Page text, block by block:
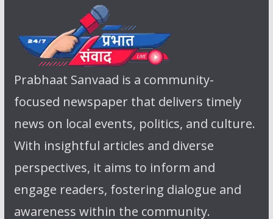
Prabhaat Sanvaad is a community-
focused newspaper that delivers timely
news on local events, politics, and culture.
With insightful articles and diverse
perspectives, it aims to inform and
engage readers, fostering dialogue and
awareness within the community.